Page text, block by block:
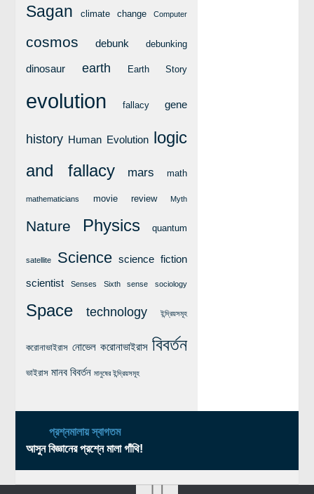
Sagan
climate change Computer
cosmos debunk debunking
dinosaur earth Earth Story
evolution fallacy gene
history Human Evolution logic
and fallacy
mars math
mathematicians movie review Myth
Nature Physics quantum
satellite Science science fiction
scientist Senses Sixth sense sociology
Space technology ইন্দ্রিয়সমূহ
করোনাভাইরাস নোভেল করোনাভাইরাস বিবর্তন
ভাইরাস মানব বিবর্তন মানুষের ইন্দ্রিয়সমূহ
প্রশ্নমালায় স্বাগতম
আসুন বিজ্ঞানের প্রশ্নে মালা গাঁথি!